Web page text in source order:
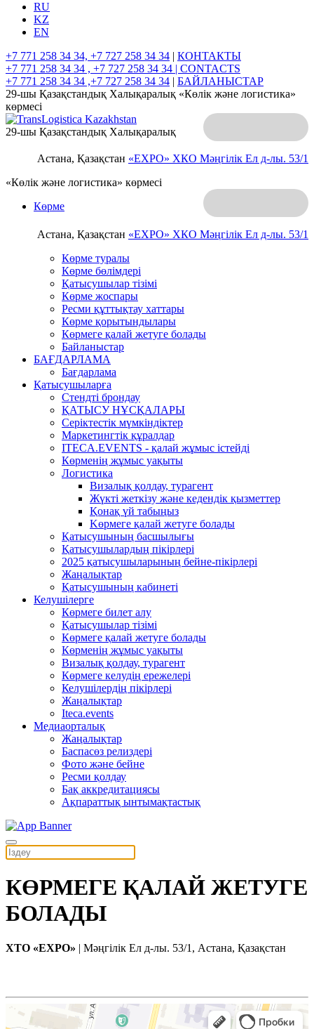
RU
KZ
EN
+7 771 258 34 34, +7 727 258 34 34 | КОНТАКТЫ
+7 771 258 34 34 , +7 727 258 34 34 | CONTACTS
+7 771 258 34 34 ,+7 727 258 34 34 | БАЙЛАНЫСТАР
29-шы Қазақстандық Халықаралық «Көлік және логистика»
көрмесі
Астана, Қазақстан «EXPO» ХКО Мәңгілік Ел д-лы. 53/1
29-шы Қазақстандық Халықаралық
«Көлік және логистика» көрмесі
Астана, Қазақстан «EXPO» ХКО Мәңгілік Ел д-лы. 53/1
Көрме
Көрме туралы
Көрме бөлімдері
Қатысушылар тізімі
Көрме жоспары
Ресми құттықтау хаттары
Көрме қорытындылары
Көрмеге қалай жетуге болады
Байланыстар
БАҒДАРЛАМА
Бағдарлама
Қатысушыларға
Стендті брондау
ҚАТЫСУ НҰСҚАЛАРЫ
Серіктестік мүмкіндіктер
Маркетингтік құралдар
ITECA.EVENTS - қалай жұмыс істейді
Көрменің жұмыс уақыты
Логистика
Визалық қолдау, турагент
Жүкті жеткізу және кедендік қызметтер
Қонақ үй табыңыз
Kөрмеге қалай жетуге болады
Қатысушының басшылығы
Қатысушылардың пікірлері
2025 қатысушыларының бейне-пікірлері
Жаңалықтар
Қатысушының кабинеті
Келушілерге
Көрмеге билет алу
Қатысушылар тізімі
Көрмеге қалай жетуге болады
Көрменің жұмыс уақыты
Визалық қолдау, турагент
Көрмеге келудің ережелері
Келушілердің пікірлері
Жаңалықтар
Iteca.events
Медиаорталық
Жаңалықтар
Баспасөз релиздері
Фото және бейне
Ресми қолдау
Бақ аккредитациясы
Ақпараттық ынтымақтастық
КӨРМЕГЕ ҚАЛАЙ ЖЕТУГЕ
БОЛАДЫ
ХТО «EXPO» | Мәңгілік Ел д-лы. 53/1, Астана, Қазақстан